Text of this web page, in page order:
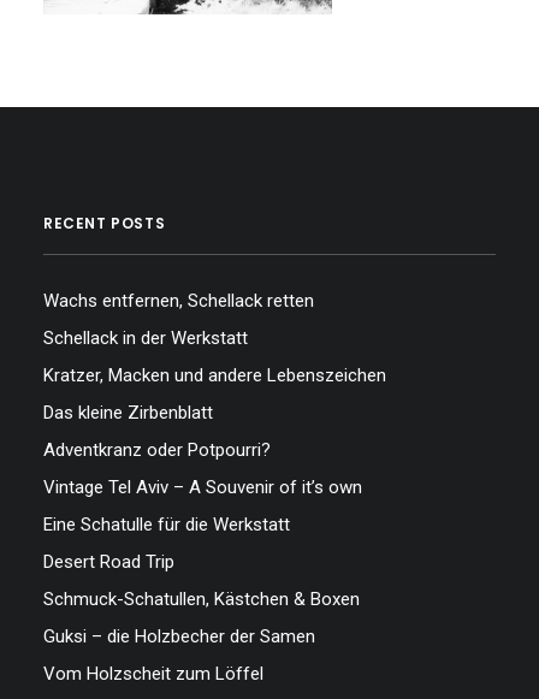
RECENT POSTS
Wachs entfernen, Schellack retten
Schellack in der Werkstatt
Kratzer, Macken und andere Lebenszeichen
Das kleine Zirbenblatt
Adventkranz oder Potpourri?
Vintage Tel Aviv – A Souvenir of it’s own
Eine Schatulle für die Werkstatt
Desert Road Trip
Schmuck-Schatullen, Kästchen & Boxen
Guksi – die Holzbecher der Samen
Vom Holzscheit zum Löffel